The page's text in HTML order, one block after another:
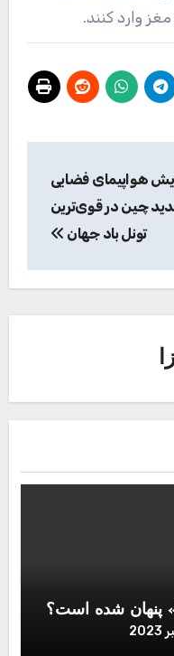
وارد کنند.
هواپیمای فضایی
چین در قوی‌ترین
تونل باد جهان
پنهان شده است؟